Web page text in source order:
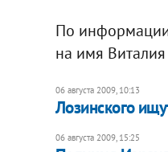
По
на имя
06 августа 2009, 10:13
Лозинского
06 августа 2009, 15:25